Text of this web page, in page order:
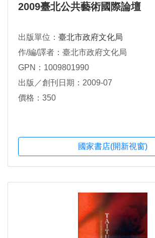
2009臺北公共藝術國際論壇
出版單位： 臺北市政府文化局
作/編/譯者：臺北市政府文化局
GPN：1009801990
出版／創刊日期：2009-07
價格：350
國家書店(開新視窗)